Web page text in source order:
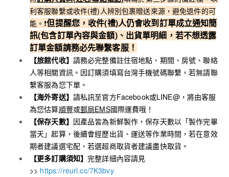
利客服聯繫或收件(禮)人辨別包裹贈送來源，避免退件的可
能。❗️但提醒您，收件(禮)人仍會收到訂單成立通知簡
訊(包含訂單內容與金額)、出貨單明細，若不想透露
訂單金額請務必先聯繫客服！
【旅館代收】 請務必完整備註住宿地點、期間、房號、聯絡
人等相關資訊。因訂購須填寫台灣手機號碼聯繫，若無請聯
繫客服為您下單。
【海外寄送】 請私訊至官方Facebook或LINE@，將由客服
為您估算順豐或郵局EMS國際運費哦！
【保存天數】 因產品皆為新鮮製作，保存天數以「製作完畢
當天」起算，後續會經歷出貨、運送等作業時間，若在意效
期者建議選宅配，若選超商取貨者建議盡快取貨。
【更多訂購須知】完整詳細內容請見
>> https://reurl.cc/7K3bvy